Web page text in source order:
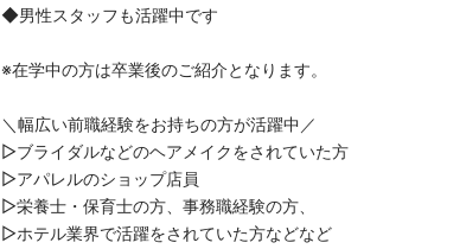
◆男性スタッフも活躍中です
※在学中の方は卒業後のご紹介となります。
＼幅広い前職経験をお持ちの方が活躍中／
▷ブライダルなどのヘアメイクをされていた方
▷アパレルのショップ店員
▷栄養士・保育士の方、事務職経験の方、
▷ホテル業界で活躍をされていた方などなど